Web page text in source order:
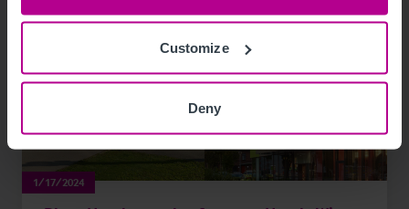
Customize
Deny
1/17/2024